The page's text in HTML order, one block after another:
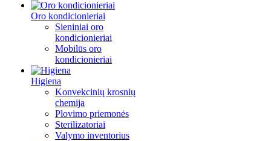
Oro kondicionieriai
Sieniniai oro
kondicionieriai
Mobilūs oro
kondicionieriai
Higiena
Konvekcinių krosnių
chemija
Plovimo priemonės
Sterilizatoriai
Valymo inventorius